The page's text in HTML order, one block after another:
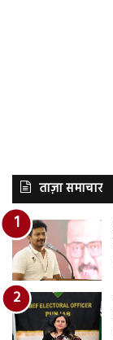
ताज़ा समाचार